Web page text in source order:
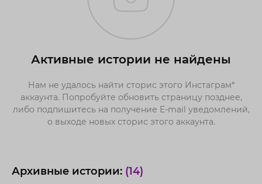
Активные истории не найдены
Нам не удалось найти сторис этого Инстаграм*
аккаунта. Попробуйте обновить страницу позднее,
либо подпишитесь на получение E-mail уведомлений,
о выходе новых сторис этого аккаунта.
Архивные истории: (14)